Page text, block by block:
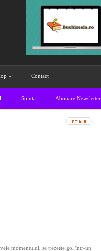
» Contact
Ştiinta Abonare Newsletter
momentului, se trezeşte gol într-un